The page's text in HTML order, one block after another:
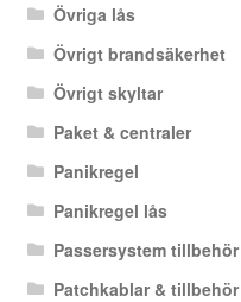
Övriga lås
Övrigt brandsäkerhet
Övrigt skyltar
Paket & centraler
Panikregel
Panikregel lås
Passersystem tillbehör
Patchkablar & tillbehör